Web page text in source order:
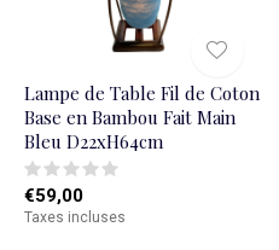
Lampe de Table Fil de Coton
Base en Bambou Fait Main
Bleu D22xH64cm
€59,00
Taxes incluses